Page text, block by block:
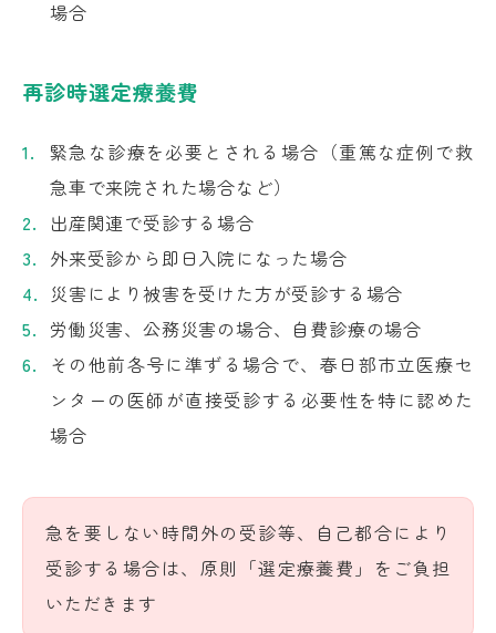
場合
再診時選定療養費
緊急な診療を必要とされる場合（重篤な症例で救
急車で来院された場合など）
出産関連で受診する場合
外来受診から即日入院になった場合
災害により被害を受けた方が受診する場合
労働災害、公務災害の場合、自費診療の場合
その他前各号に準ずる場合で、春日部市立医療セ
ンターの医師が直接受診する必要性を特に認めた
場合
急を要しない時間外の受診等、自己都合により
受診する場合は、原則「選定療養費」をご負担
いただきます